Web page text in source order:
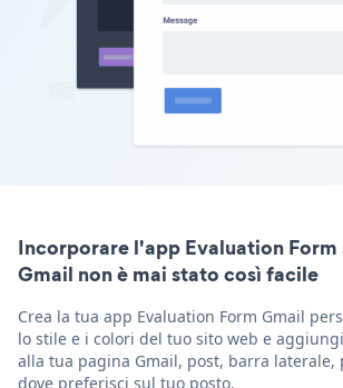
Incorporare l'app Evaluation Form
Gmail non è mai stato così facile
Crea la tua app Evaluation Form Gmail
lo stile e i colori del tuo sito web e
alla tua pagina Gmail, post, barra laterale,
dove preferisci sul tuo posto.